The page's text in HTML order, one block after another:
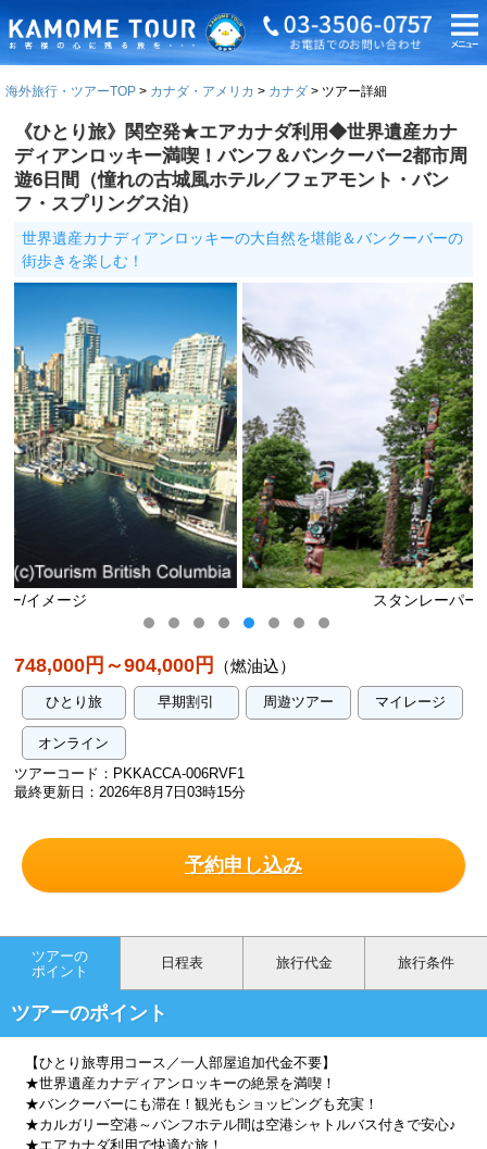
海外旅行・ツアーTOP カナダ・アメリカ カナダ ツアー詳細
《ひとり旅》関空発★エアカナダ利用◆世界遺産カナ
ディアンロッキー満喫！バンフ＆バンクーバー2都市周
遊6日間（憧れの古城風ホテル／フェアモント・バン
フ・スプリングス泊）
世界遺産カナディアンロッキーの大自然を堪能＆バンクーバーの
街歩きを楽しむ！
スタンレーパーク/イメージ
748,000円～904,000円 （燃油込）
ひとり旅 早期割引 周遊ツアー マイレージ
オンライン
ツアーコード：PKKACCA-006RVF1
最終更新日：2026年8月7日03時15分
予約申し込み
ツアーの
ポイント
日程表 旅行代金 旅行条件
ツアーのポイント
【ひとり旅専用コース／一人部屋追加代金不要】
★世界遺産カナディアンロッキーの絶景を満喫！
★バンクーバーにも滞在！観光もショッピングも充実！
★カルガリー空港～バンフホテル間は空港シャトルバス付きで安心♪
★エアカナダ利用で快適な旅！